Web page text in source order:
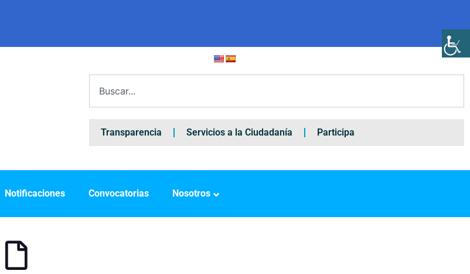
Transparencia Servicios a la Ciudadanía Participa
Notificaciones Convocatorias Nosotros